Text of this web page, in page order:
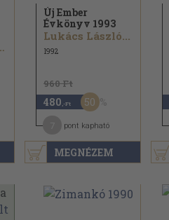
MEGNÉZEM
Új Ember
Évkönyv 1993
Lukács László...
1992
960 Ft
480 ,-Ft 50
pont kapható